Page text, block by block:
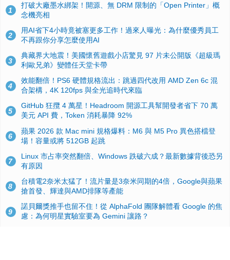
1
打破大廠墨水綁架！開源、無 DRM 限制的「Open Printer」概
念機亮相
2
用AI省下4小時竟被塞更多工作！過來人曝光：為什麼優秀員工
不再跟你分享怎麼使用AI
3
典藏界大地震！美國懷舊遊戲小店驚見 97 片未公開版《超級瑪
利歐兄弟》變體任天堂卡帶
4
效能翻倍！PS6 硬體規格流出：跳過四代改用 AMD Zen 6c 混
合架構，4K 120fps 與全光追時代來臨
5
GitHub 狂攬 4 萬星！Headroom 開源工具幫開發者省下 70 萬
美元 API 費，Token 消耗暴降 92%
6
蘋果 2026 款 Mac mini 規格爆料：M6 與 M5 Pro 異色搭檔登
場！容量或將 512GB 起跳
7
Linux 市占率突然翻倍、Windows 跌破六成？最新數據背後恐另
有原因
8
台積電2奈米太猛了！流片量是3奈米同期的4倍，Google與蘋果
搶首發、輝達與AMD排隊等產能
9
諾貝爾獎推手也留不住！從 AlphaFold 團隊解體看 Google 的焦
慮：為何明星實驗室要為 Gemini 讓路？